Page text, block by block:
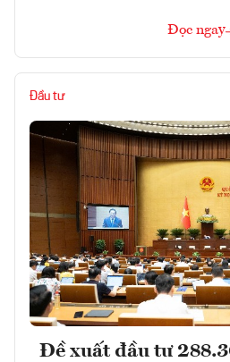
Đọc ngay
Đầu tư
Đề xuất đầu tư